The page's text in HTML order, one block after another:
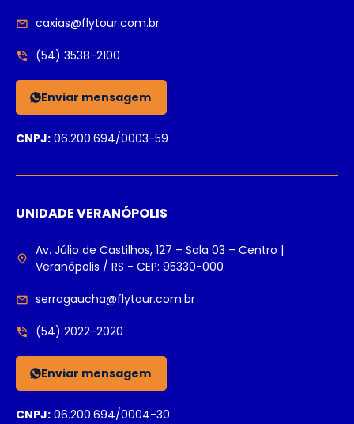
caxias@flytour.com.br
(54) 3538-2100
Enviar mensagem
CNPJ: 06.200.694/0003-59
UNIDADE VERANÓPOLIS
Av. Júlio de Castilhos, 127 – Sala 03 – Centro |
Veranópolis / RS - CEP: 95330-000
serragaucha@flytour.com.br
(54) 2022-2020
Enviar mensagem
CNPJ: 06.200.694/0004-30